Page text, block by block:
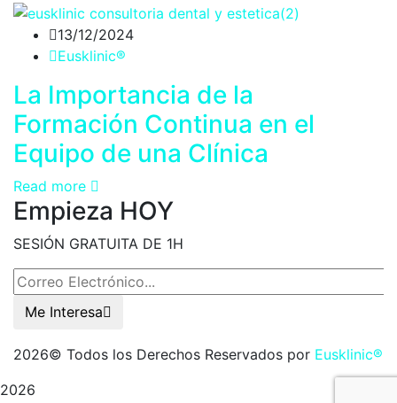
13/12/2024
Eusklinic®
La Importancia de la
Formación Continua en el
Equipo de una Clínica
Read more
Empieza HOY
SESIÓN GRATUITA DE 1H
Me Interesa
2026© Todos los Derechos Reservados por Eusklinic®
2026